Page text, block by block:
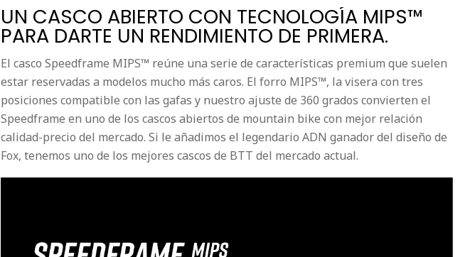
UN CASCO ABIERTO CON TECNOLOGÍA MIPS™
PARA DARTE UN RENDIMIENTO DE PRIMERA.
El casco Speedframe MIPS™ reúne una serie de características premium que suelen
estar reservadas a modelos mucho más caros. El forro MIPS™, la visera con tres
posiciones compatible con las gafas y nuestro ajuste de 360 grados convierten el
Speedframe en uno de los cascos abiertos de mountain bike con mejor relación
calidad-precio del mercado. Si le añadimos el legendario ADN ganador del diseño de
Fox, tenemos uno de los mejores cascos de BTT del mercado actual.